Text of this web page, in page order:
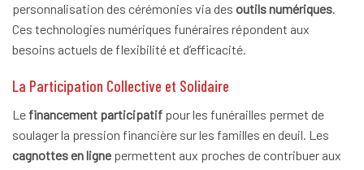
personnalisation des cérémonies via des outils numériques.
Ces technologies numériques funéraires répondent aux
besoins actuels de flexibilité et d’efficacité.
La Participation Collective et Solidaire
Le financement participatif pour les funérailles permet de
soulager la pression financière sur les familles en deuil. Les
cagnottes en ligne permettent aux proches de contribuer aux